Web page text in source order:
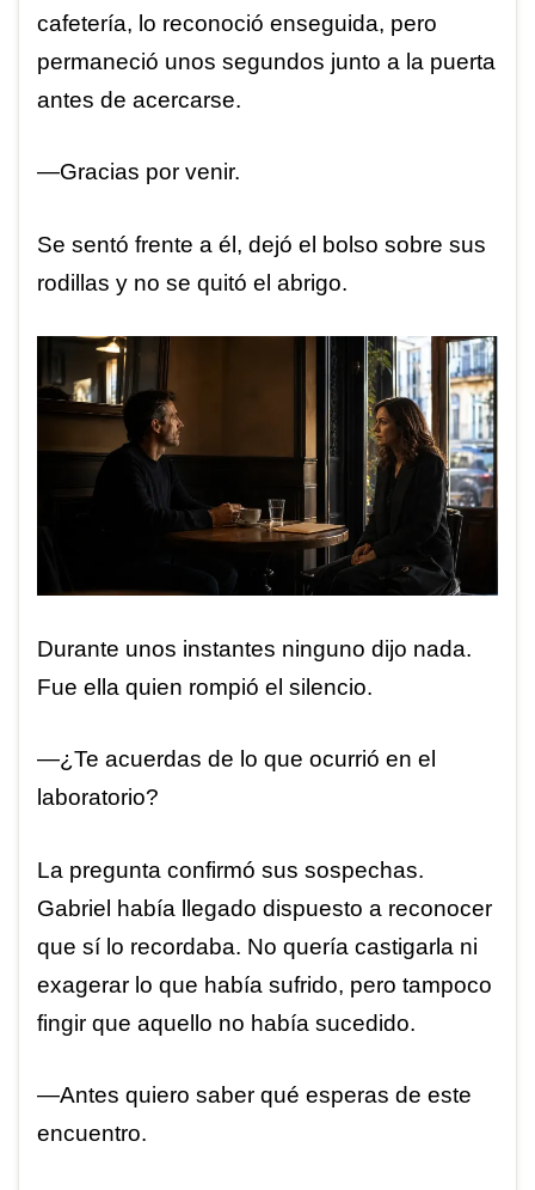
cafetería, lo reconoció enseguida, pero
permaneció unos segundos junto a la puerta
antes de acercarse.
—Gracias por venir.
Se sentó frente a él, dejó el bolso sobre sus
rodillas y no se quitó el abrigo.
Durante unos instantes ninguno dijo nada.
Fue ella quien rompió el silencio.
—¿Te acuerdas de lo que ocurrió en el
laboratorio?
La pregunta confirmó sus sospechas.
Gabriel había llegado dispuesto a reconocer
que sí lo recordaba. No quería castigarla ni
exagerar lo que había sufrido, pero tampoco
fingir que aquello no había sucedido.
—Antes quiero saber qué esperas de este
encuentro.